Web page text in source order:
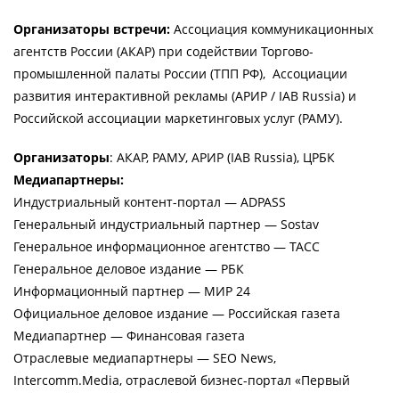
Организаторы встречи: Ассоциация коммуникационных
агентств России (АКАР) при содействии Торгово-
промышленной палаты России (ТПП РФ),  Ассоциации
развития интерактивной рекламы (АРИР / IAB Russia) и
Российской ассоциации маркетинговых услуг (РАМУ).
Организаторы: АКАР, РАМУ, АРИР (IAB Russia), ЦРБК
Медиапартнеры:
Индустриальный контент-портал — ADPASS
Генеральный индустриальный партнер — Sostav
Генеральное информационное агентство — ТАСС
Генеральное деловое издание — РБК
Информационный партнер — МИР 24
Официальное деловое издание — Российская газета
Медиапартнер — Финансовая газета
Отраслевые медиапартнеры — SEO News,
Intercomm.Media, отраслевой бизнес-портал «Первый